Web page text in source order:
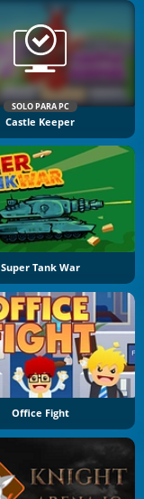
SOLO PARA PC
Castle Keeper
Super Tank War
Office Fight